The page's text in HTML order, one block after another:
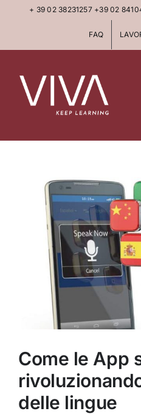
+ 39 02 38231257 +39 02
FAQ
Larger
Image
Come le App
delle lingue